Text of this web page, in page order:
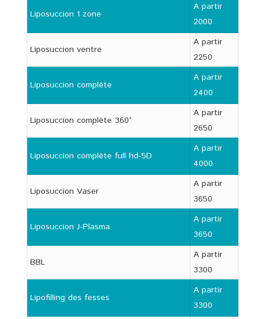
Liposuccion 1 zone
A partir
2000
Liposuccion ventre
A partir
2250
Liposuccion complète
A partir
2400
Liposuccion complète 360°
A partir
2650
Liposuccion complète full hd-5D
A partir
4000
Liposuccion Vaser
A partir
3650
Liposuccion J-Plasma
A partir
3650
BBL
A partir
3300
Lipofilling des fesses
A partir
3300